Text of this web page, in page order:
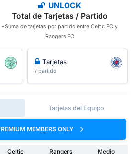
UNLOCK
Total de Tarjetas / Partido
*Suma de tarjetas por partido entre Celtic FC y
Rangers FC
Tarjetas
/ partido
Tarjetas del Equipo
MEMBERS ONLY
Celtic Rangers Medio